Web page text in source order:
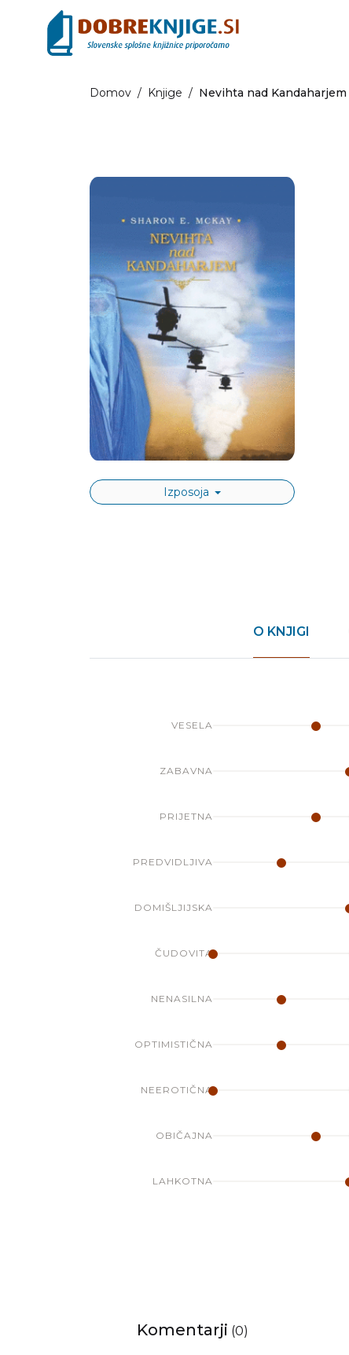
Domov / Knjige / Nevihta nad Kandaharjem
Izposoja
O KNJIGI
VESELA
ZABAVNA
PRIJETNA
PREDVIDLJIVA
DOMIŠLJIJSKA
ČUDOVITA
NENASILNA
OPTIMISTIČNA
NEEROTIČNA
OBIČAJNA
LAHKOTNA
Komentarji (0)